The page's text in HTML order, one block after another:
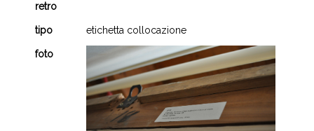
retro
tipo etichetta collocazione
foto